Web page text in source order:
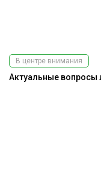
В центре внимания
Актуальные вопросы